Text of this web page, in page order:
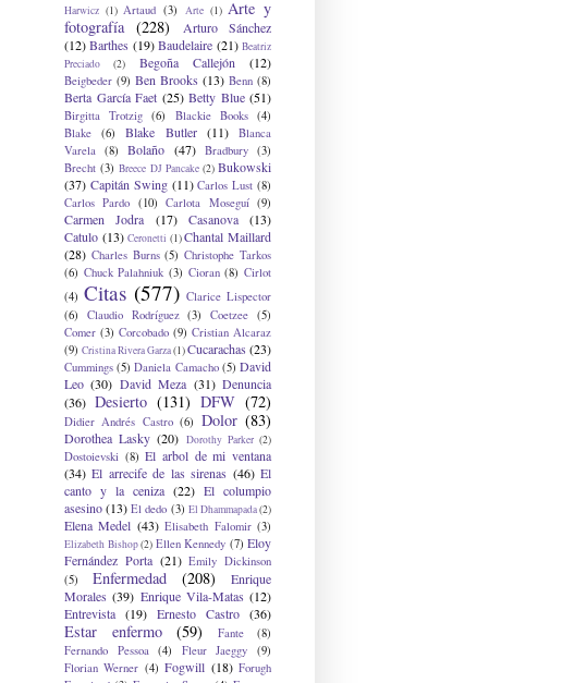
Harwicz (1) Artaud (3) Arte (1) Arte y
fotografía (228)
Arturo Sánchez
(12) Barthes (19) Baudelaire (21) Beatriz
Preciado
(2) Begoña Callejón (12)
Beigbeder (9) Ben Brooks (13) Benn (8)
Berta García Faet (25) Betty Blue (51)
Birgitta Trotzig (6) Blackie Books (4)
Blake
(6) Blake Butler (11)
Blanca
Varela
(8) Bolaño (47) Bradbury (3)
Brecht (3) Breece DJ Pancake (2) Bukowski
(37) Capitán Swing (11) Carlos Lust (8)
Carlos Pardo (10) Carlota Moseguí (9)
Carmen Jodra (17) Casanova
(13)
Catulo (13) Ceronetti (1) Chantal Maillard
(28) Charles Burns (5) Christophe Tarkos
(6) Chuck Palahniuk (3) Cioran (8) Cirlot
(4) Citas (577) Clarice Lispector
(6)
Claudio Rodríguez (3) Coetzee (5)
Comer (3) Corcobado (9) Cristian Alcaraz
(9) Cristina Rivera Garza(1)Cucarachas (23)
Cummings (5) Daniela Camacho (5) David
Leo (30) David Meza (31) Denuncia
(36) Desierto (131) DFW (72)
Didier Andrés Castro (6) Dolor (83)
Dorothea Lasky (20) Dorothy Parker (2)
Dostoievski (8) El arbol de mi ventana
(34) El arrecife de las sirenas (46) El
canto y la ceniza (22) El columpio
asesino(13) El dedo (3) El Dhammapada(2)
Elena Medel (43) Elisabeth Falomir (3)
Elizabeth Bishop(2) Ellen Kennedy (7) Eloy
Fernández Porta (21) Emily Dickinson
(5)
Enfermedad (208)
Enrique
Morales (39) Enrique Vila-Matas (12)
Entrevista (19) Ernesto Castro (36)
Estar enfermo (59) Fante
(8)
Fernando Pessoa
(4) Fleur Jaeggy
(9)
Florian Werner (4) Fogwill (18) Forugh